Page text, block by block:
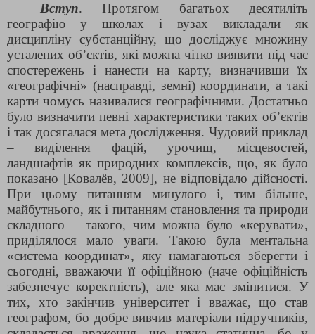
Вступ. Протягом багатьох десятиліть
географію у школах і вузах викладали як
дисципліну субстанційну, що досліджує множину
усталених об’єктів, які можна чітко виявити під час
спостережень і нанести на карту, визначивши їх
«географічні» (насправді, земні) координати, а такі
карти чомусь називалися географічними. Достатньо
було визначити певні характеристики таких об’єктів
і так досягалася мета дослідження. Чудовий приклад
– виділення фацій, урочищ, місцевостей,
ландшафтів як природних комплексів, що, як було
показано [Ковалёв, 2009], не відповідало дійсності.
При цьому питанням минулого і, тим більше,
майбутнього, як і питанням становлення та природи
складного – такого, чим можна було «керувати»,
приділялося мало уваги. Такою була ментальна
«система координат», яку намагаються зберегти і
сьогодні, вважаючи її офіційною (наче офіційність
забезпечує коректність), але яка має змінитися. У
тих, хто закінчив університет і вважає, що став
географом, бо добре вивчив матеріали підручників,